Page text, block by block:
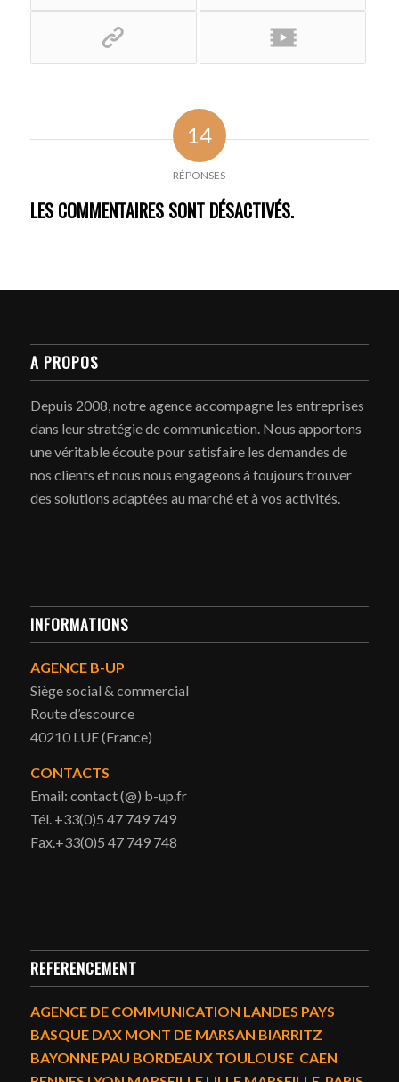
14
RÉPONSES
LES COMMENTAIRES SONT DÉSACTIVÉS.
A PROPOS
Depuis 2008, notre agence accompagne les entreprises
dans leur stratégie de communication. Nous apportons
une véritable écoute pour satisfaire les demandes de
nos clients et nous nous engageons à toujours trouver
des solutions adaptées au marché et à vos activités.
INFORMATIONS
AGENCE B-UP
Siège social & commercial
Route d’escource
40210 LUE (France)
CONTACTS
Email: contact (@) b-up.fr
Tél. +33(0)5 47 749 749
Fax.+33(0)5 47 749 748
REFERENCEMENT
AGENCE DE COMMUNICATION LANDES PAYS
BASQUE DAX MONT DE MARSAN BIARRITZ
BAYONNE PAU BORDEAUX TOULOUSE CAEN